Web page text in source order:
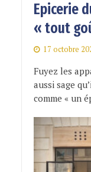
Epicerie
« tout
17 octobre
Fuyez les
aussi sage
comme « un